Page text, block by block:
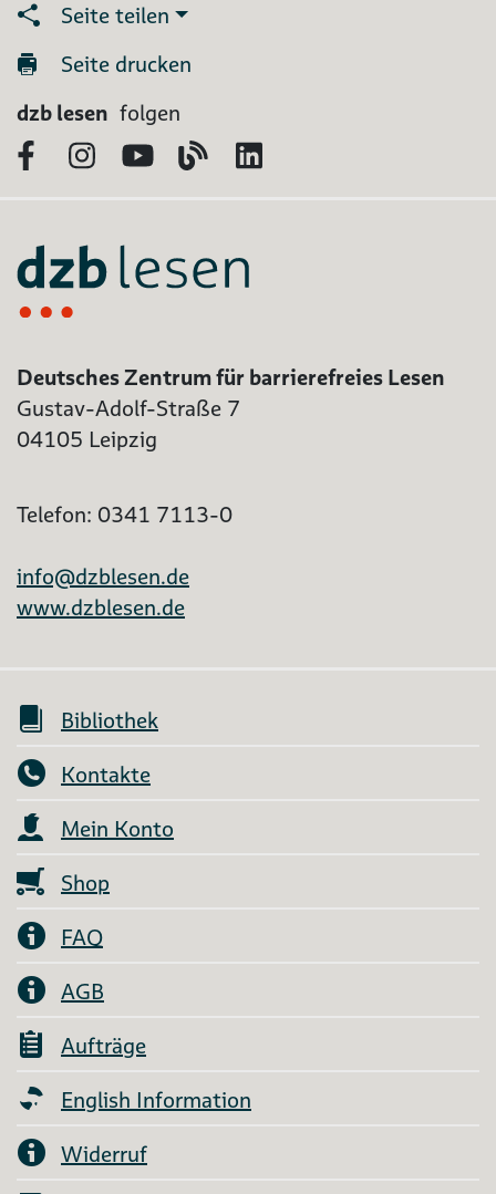
Seite teilen
Seite drucken
dzb lesen folgen
FacebookInstagram
YouTubeBlog
Deutsches Zentrum für barrierefreies Lesen
Gustav-Adolf-Straße 7
04105 Leipzig
Telefon: 0341 7113-0
info@dzblesen.de
www.dzblesen.de
Bibliothek
Kontakte
Mein Konto
Shop
FAQ
AGB
Aufträge
English Information
Widerruf